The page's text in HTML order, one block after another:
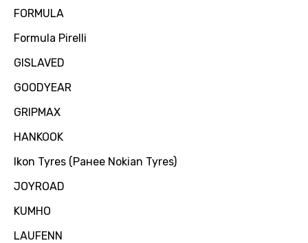
FORMULA
Formula Pirelli
GISLAVED
GOODYEAR
GRIPMAX
HANKOOK
Ikon Tyres (Ранее Nokian Tyres)
JOYROAD
KUMHO
LAUFENN